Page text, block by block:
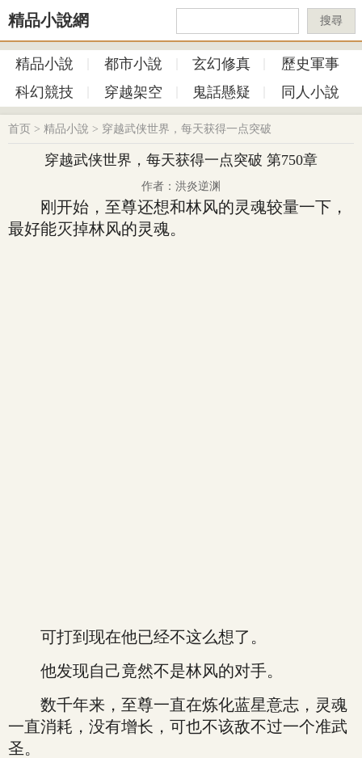
精品小說網 搜尋
精品小說 都市小說 玄幻修真
歷史軍事
科幻競技
穿越架空 鬼話懸疑 同人小說
首页 > 精品小說 > 穿越武侠世界，每天获得一点突破
穿越武侠世界，每天获得一点突破 第750章
作者：洪炎逆渊
刚开始，至尊还想和林风的灵魂较量一下，
最好能灭掉林风的灵魂。
可打到现在他已经不这么想了。
他发现自己竟然不是林风的对手。
数千年来，至尊一直在炼化蓝星意志，灵魂
一直消耗，没有增长，可也不该敌不过一个准武
圣。